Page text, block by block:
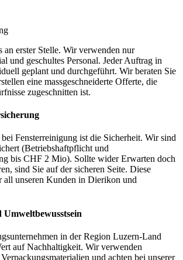
an erster Stelle. Wir verwenden nur
und geschultes Personal. Jeder Auftrag in
geplant und durchgeführt. Wir beraten Sie
eine massgeschneiderte Offerte, die
zugeschnitten ist.
Fensterreinigung ist die Sicherheit. Wir sind
(Betriebshaftpflicht und
bis CHF 2 Mio). Sollte wider Erwarten doch
sind Sie auf der sicheren Seite. Diese
all unseren Kunden in Dierikon und
in der Region Luzern-Land
auf Nachhaltigkeit. Wir verwenden
und achten bei unserer